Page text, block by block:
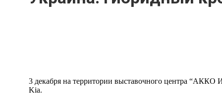
3 декабря на территории выставочного центра “АККО
Kia.